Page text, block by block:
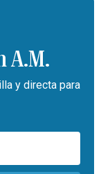
A.M.
y directa para